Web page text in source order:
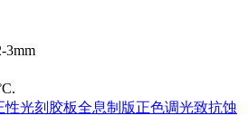
3mm
性光刻胶板全息制版正色调光致抗蚀